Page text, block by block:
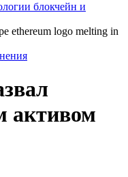
блокчейн и
активом